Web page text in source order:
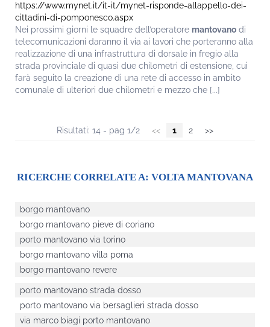
https://www.mynet.it/it-it/mynet-risponde-allappello-dei-
cittadini-di-pomponesco.aspx
Nei prossimi giorni le squadre dell’operatore mantovano di
telecomunicazioni daranno il via ai lavori che porteranno alla
realizzazione di una infrastruttura di dorsale in fregio alla
strada provinciale di quasi due chilometri di estensione, cui
farà seguito la creazione di una rete di accesso in ambito
comunale di ulteriori due chilometri e mezzo che [...]
Risultati: 14 - pag 1/2 << 1 2 >>
RICERCHE CORRELATE A: VOLTA MANTOVANA
borgo mantovano
borgo mantovano pieve di coriano
porto mantovano via torino
borgo mantovano villa poma
borgo mantovano revere
porto mantovano strada dosso
porto mantovano via bersaglieri strada dosso
via marco biagi porto mantovano